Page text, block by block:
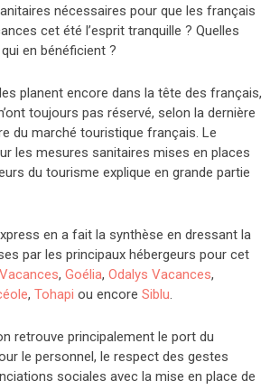
nécessaires pour que les français
cet été l’esprit tranquille ? Quelles
en bénéficient ?
planent encore dans la tête des français,
toujours pas réservé, selon la dernière
du marché touristique français. Le
les mesures sanitaires mises en places
du tourisme explique en grande partie
en a fait la synthèse en dressant la
par les principaux hébergeurs pour cet
, Goélia, Odalys Vacances,
, Tohapi ou encore Siblu.
retrouve principalement le port du
le personnel, le respect des gestes
sociales avec la mise en place de